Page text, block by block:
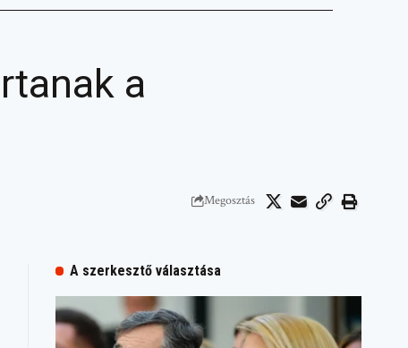
a
Megosztás
A szerkesztő választása